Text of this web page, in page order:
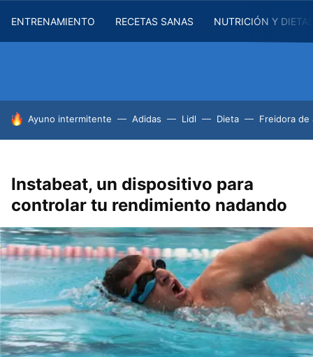
ENTRENAMIENTO RECETAS SANAS NUTRICIÓN Y
HOY SE HABLA DE
Ayuno intermitente Adidas Lidl Dieta Freidora de
Instabeat, un dispositivo para
controlar tu rendimiento nadando